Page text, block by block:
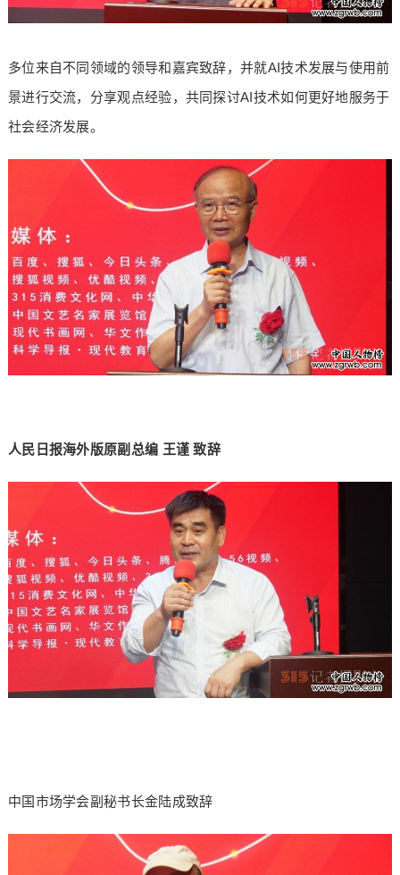
多位来自不同领域的领导和嘉宾致辞，并就AI技术发展与使用前
景进行交流，分享观点经验，共同探讨AI技术如何更好地服务于
社会经济发展。
人民日报海外版原副总编 王谨 致辞
中国市场学会副秘书长金陆成致辞